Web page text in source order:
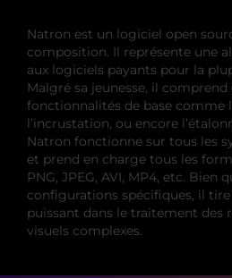
Natron est un logiciel open
composition. Il représente une
aux logiciels payants pour la
Malgré sa jeunesse, il comprend
fonctionnalités de base comme
l’incrustation, ou encore
Natron fonctionne sur tous les
et prend en charge tous les
PNG, JPEG, AVI, MP4, etc. Bien
configurations spécifiques, il tire
puissant dans le traitement des
visuels complexes.